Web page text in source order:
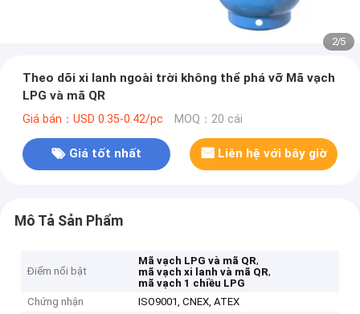
2/5
Theo dõi xi lanh ngoài trời không thể phá vỡ Mã vạch
LPG và mã QR
Giá bán：USD 0.35-0.42/pc MOQ：20 cái
Giá tốt nhất Liên hệ với bây giờ
Mô Tả Sản Phẩm
Điểm nổi bật
Mã vạch LPG và mã QR,
mã vạch xi lanh và mã QR,
mã vạch 1 chiều LPG
Chứng nhận
ISO9001, CNEX, ATEX